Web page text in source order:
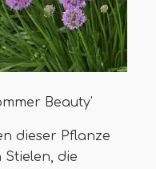
Beauty'
dieser Pflanze
die